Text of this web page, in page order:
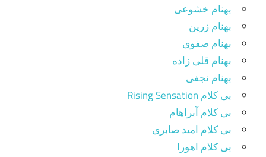
بهنام خشوعی
بهنام زرین
بهنام صفوی
بهنام قلی زاده
بهنام نجفی
بی کلام Rising Sensation
بی کلام آبراهام
بی کلام امید صابری
بی کلام اهورا